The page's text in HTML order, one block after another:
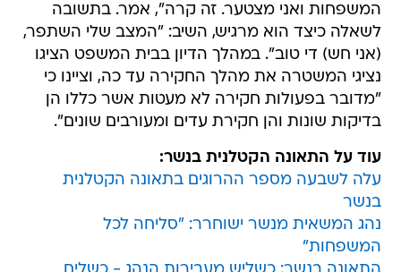
המשפחות ואני מצטער. זה קרה", אמר. בתשובה
לשאלה כיצד הוא מרגיש, השיב: "המצב שלי השתפר,
(אני חש) די טוב". במהלך הדיון בבית המשפט הציגו
נציגי המשטרה את מהלך החקירה עד כה, וציינו כי
"מדובר בפעולות חקירה לא מעטות אשר כללו הן
בדיקות שונות והן חקירת עדים ומעורבים שונים".
עוד על התאונה הקטלנית בנשר:
עלה לשבעה מספר ההרוגים בתאונה הקטלנית
בנשר
נהג המשאית מנשר ישוחרר: "סליחה לכל
המשפחות"